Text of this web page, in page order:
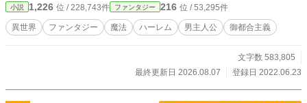
小説 1,226 位 / 228,743件 ファンタジー 216 位 / 53,295件
異世界 ファンタジー 魔法 ハーレム 男主人公 御都合主義
文字数 583,805
最終更新日 2026.08.07
登録日 2022.06.23